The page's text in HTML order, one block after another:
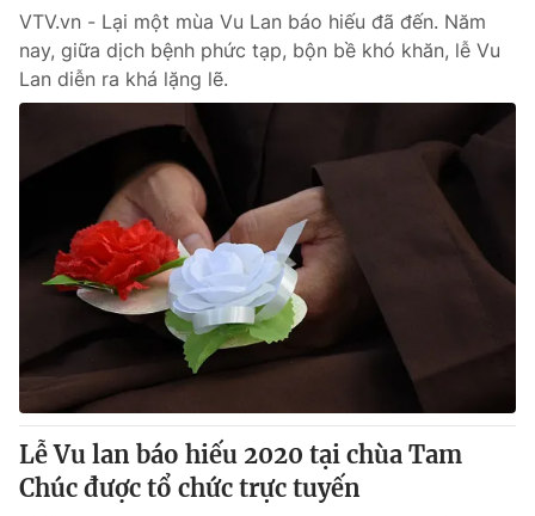
VTV.vn - Lại một mùa Vu Lan báo hiếu đã đến. Năm
nay, giữa dịch bệnh phức tạp, bộn bề khó khăn, lễ Vu
Lan diễn ra khá lặng lẽ.
Lễ Vu lan báo hiếu 2020 tại chùa Tam
Chúc được tổ chức trực tuyến